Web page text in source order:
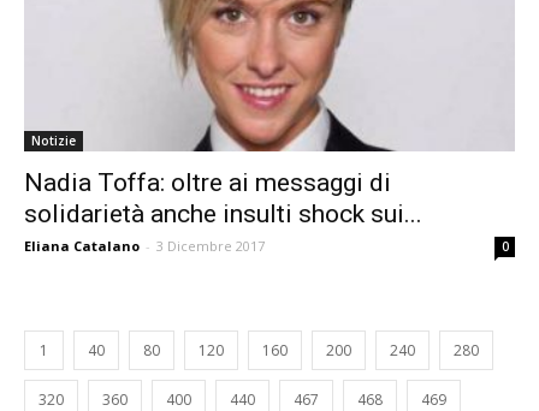
Notizie
Nadia Toffa: oltre ai messaggi di
solidarietà anche insulti shock sui...
Eliana Catalano - 3 Dicembre 2017 0
1 40 80 120 160 200 240 280
320 360 400 440 467 468 469